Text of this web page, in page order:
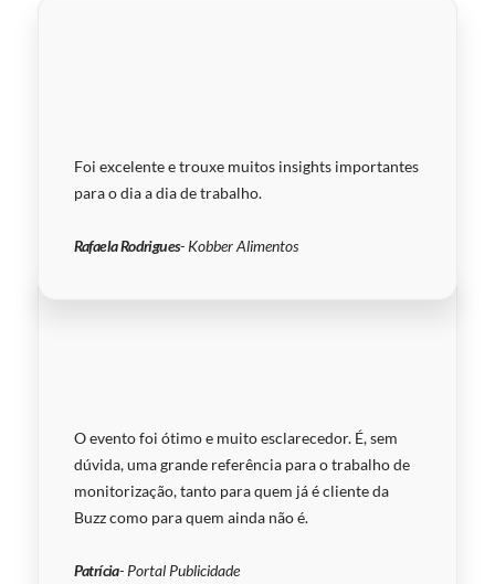
O evento foi ótimo e muito esclarecedor. É, sem
dúvida, uma grande referência para o trabalho de
monitorização, tanto para quem já é cliente da
Buzz como para quem ainda não é.
Patrícia- Portal Publicidade
Foi excelente e trouxe muitos insights importantes
para o dia a dia de trabalho.
Rafaela Rodrigues- Kobber Alimentos